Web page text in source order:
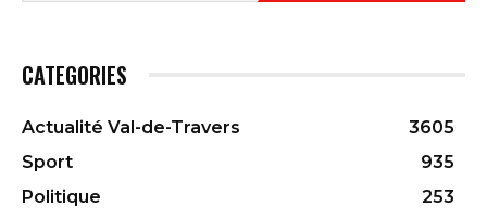
CATEGORIES
Actualité Val-de-Travers
3605
Sport
935
Politique
253